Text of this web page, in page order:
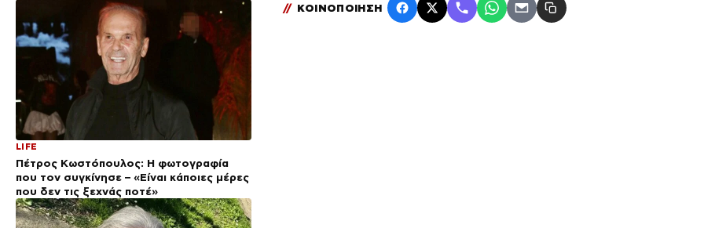
LIFE
Πέτρος Κωστόπουλος: Η φωτογραφία
που τον συγκίνησε – «Είναι κάποιες μέρες
που δεν τις ξεχνάς ποτέ»
// ΚΟΙΝΟΠΟΙΗΣΗ